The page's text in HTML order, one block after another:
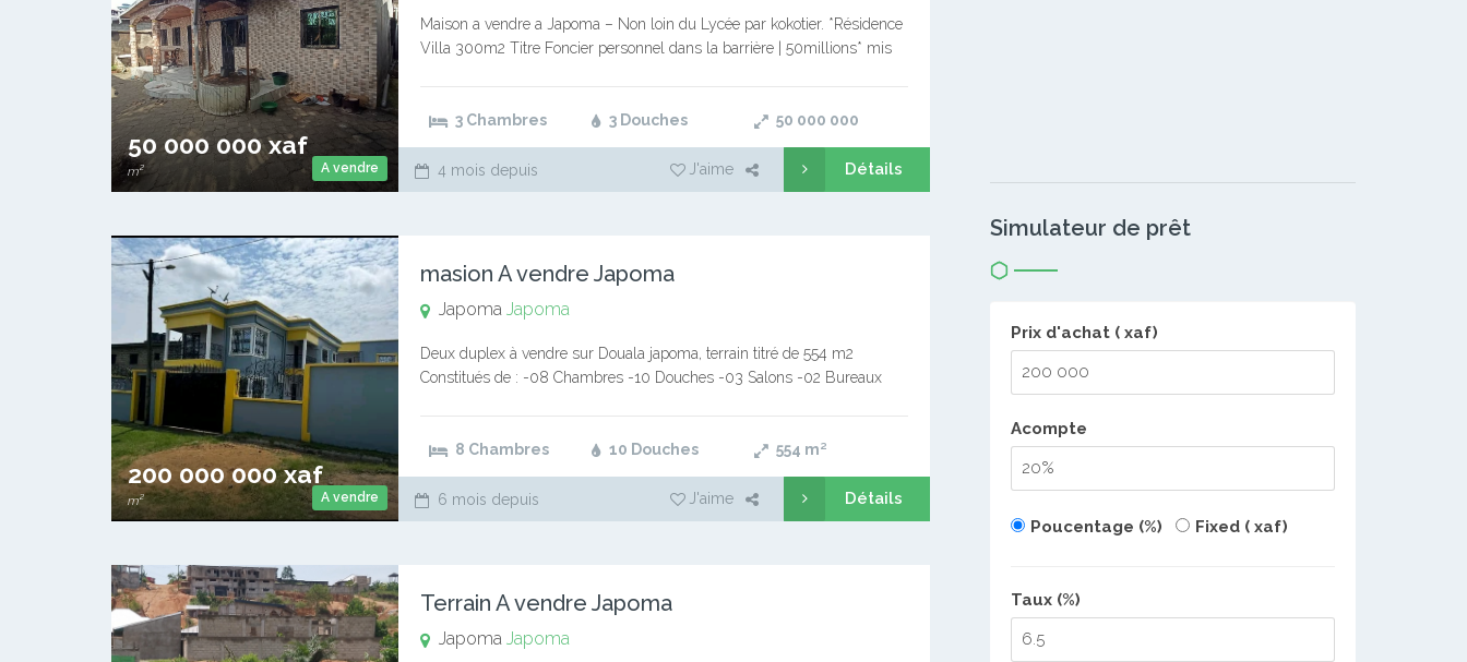
A vendre
50 000 000 xaf
m²
Maison a vendre a Japoma – Non loin du Lycée par kokotier. *Résidence
Villa 300m2 Titre Foncier personnel dans la barrière | 50millions* mis
3 Chambres 3 Douches 50 000 000
4 mois depuis J'aime Détails
A vendre
200 000 000 xaf
m²
masion A vendre Japoma
Japoma Japoma
Deux duplex à vendre sur Douala japoma, terrain titré de 554 m2
Constitués de : -08 Chambres -10 Douches -03 Salons -02 Bureaux
8 Chambres 10 Douches 554 m²
6 mois depuis J'aime Détails
Terrain A vendre Japoma
Japoma Japoma
Simulateur de prêt
Prix d'achat ( xaf)
Acompte
Poucentage (%) Fixed ( xaf)
Taux (%)